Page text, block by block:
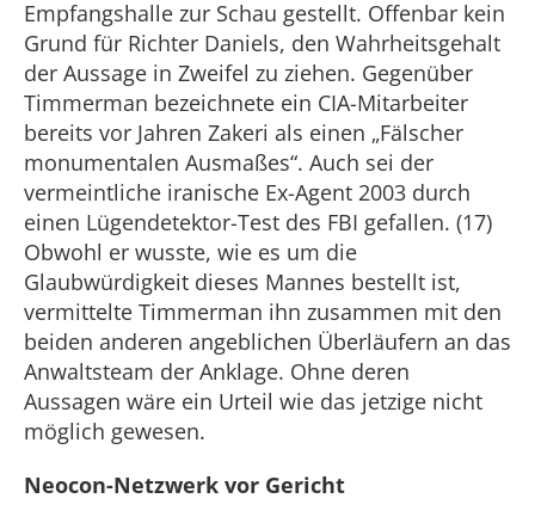
Empfangshalle zur Schau gestellt. Offenbar kein
Grund für Richter Daniels, den Wahrheitsgehalt
der Aussage in Zweifel zu ziehen. Gegenüber
Timmerman bezeichnete ein CIA-Mitarbeiter
bereits vor Jahren Zakeri als einen „Fälscher
monumentalen Ausmaßes“. Auch sei der
vermeintliche iranische Ex-Agent 2003 durch
einen Lügendetektor-Test des FBI gefallen. (17)
Obwohl er wusste, wie es um die
Glaubwürdigkeit dieses Mannes bestellt ist,
vermittelte Timmerman ihn zusammen mit den
beiden anderen angeblichen Überläufern an das
Anwaltsteam der Anklage. Ohne deren
Aussagen wäre ein Urteil wie das jetzige nicht
möglich gewesen.
Neocon-Netzwerk vor Gericht